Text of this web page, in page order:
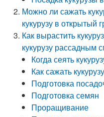
Можно ли сажать
кукурузу в открытый
Как вырастить
кукурузу рассадным
Когда сеять
Как сажать
Подготовка
Подготовка семян
Проращивание